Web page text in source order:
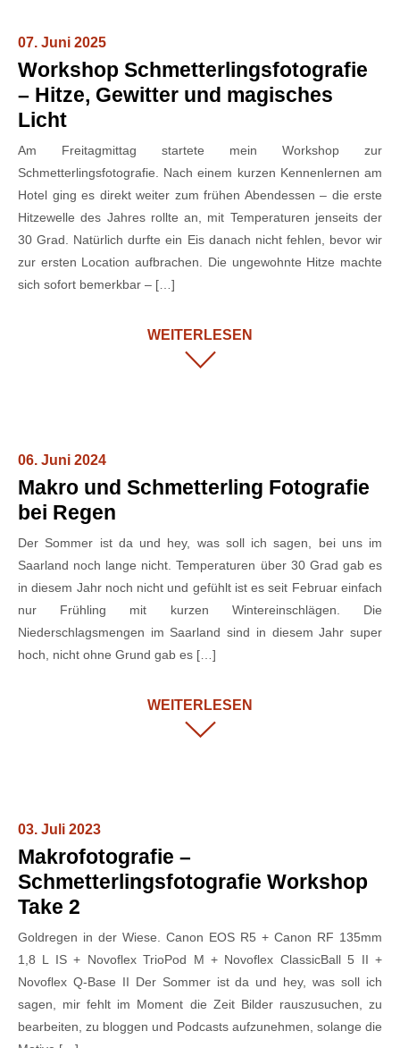
07. Juni 2025
Workshop Schmetterlingsfotografie
– Hitze, Gewitter und magisches
Licht
Am Freitagmittag startete mein Workshop zur
Schmetterlingsfotografie. Nach einem kurzen Kennenlernen am
Hotel ging es direkt weiter zum frühen Abendessen – die erste
Hitzewelle des Jahres rollte an, mit Temperaturen jenseits der
30 Grad. Natürlich durfte ein Eis danach nicht fehlen, bevor wir
zur ersten Location aufbrachen. Die ungewohnte Hitze machte
sich sofort bemerkbar – […]
WEITERLESEN
06. Juni 2024
Makro und Schmetterling Fotografie
bei Regen
Der Sommer ist da und hey, was soll ich sagen, bei uns im
Saarland noch lange nicht. Temperaturen über 30 Grad gab es
in diesem Jahr noch nicht und gefühlt ist es seit Februar einfach
nur Frühling mit kurzen Wintereinschlägen. Die
Niederschlagsmengen im Saarland sind in diesem Jahr super
hoch, nicht ohne Grund gab es […]
WEITERLESEN
03. Juli 2023
Makrofotografie –
Schmetterlingsfotografie Workshop
Take 2
Goldregen in der Wiese. Canon EOS R5 + Canon RF 135mm
1,8 L IS + Novoflex TrioPod M + Novoflex ClassicBall 5 II +
Novoflex Q-Base II Der Sommer ist da und hey, was soll ich
sagen, mir fehlt im Moment die Zeit Bilder rauszusuchen, zu
bearbeiten, zu bloggen und Podcasts aufzunehmen, solange die